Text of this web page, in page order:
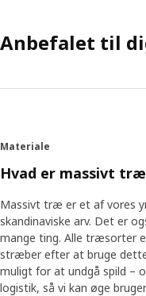
Anbefalet til
Materiale
Hvad er massivt
Massivt træ er et af vores
skandinaviske arv. Det er
mange ting. Alle træsorter
stræber efter at bruge
muligt for at undgå spild –
logistik, så vi kan øge